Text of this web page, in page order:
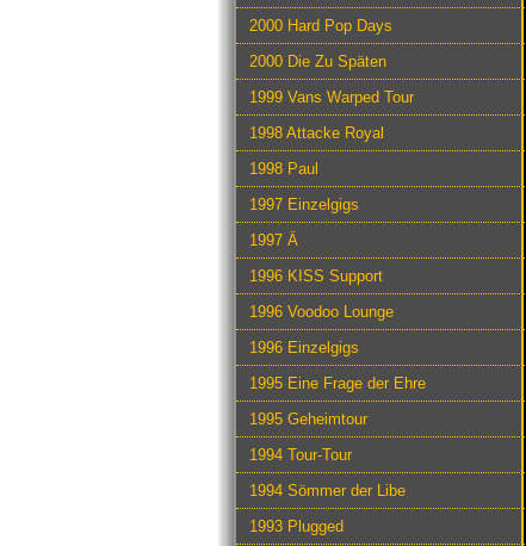
2000 Hard Pop Days
2000 Die Zu Späten
1999 Vans Warped Tour
1998 Attacke Royal
1998 Paul
1997 Einzelgigs
1997 Ä
1996 KISS Support
1996 Voodoo Lounge
1996 Einzelgigs
1995 Eine Frage der Ehre
1995 Geheimtour
1994 Tour-Tour
1994 Sömmer der Libe
1993 Plugged